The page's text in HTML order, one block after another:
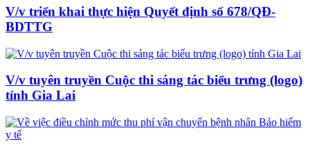
V/v triển khai thực hiện Quyết định số 678/QĐ-
BDTTG
V/v tuyên truyền Cuộc thi sáng tác biểu trưng (logo)
tỉnh Gia Lai